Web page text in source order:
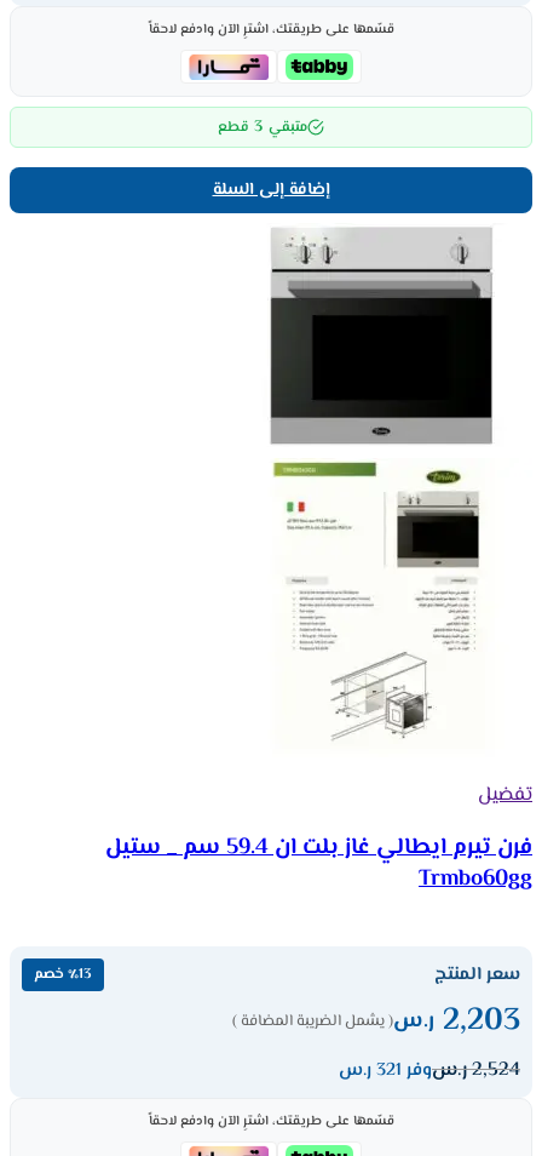
قسّمها على طريقتك، اشترِ الآن وادفع لاحقاً
متبقي 3 قطع
إضافة إلى السلة
تفضيل
فرن تيرم ايطالي غاز بلت ان 59.4 سم _ ستيل
Trmbo60gg
سعر المنتج ٪13 خصم
2,203 ر.س( يشمل الضريبة المضافة )
2,524ر.سوفر 321 ر.س
قسّمها على طريقتك، اشترِ الآن وادفع لاحقاً